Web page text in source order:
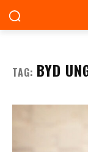
TAG: BYD